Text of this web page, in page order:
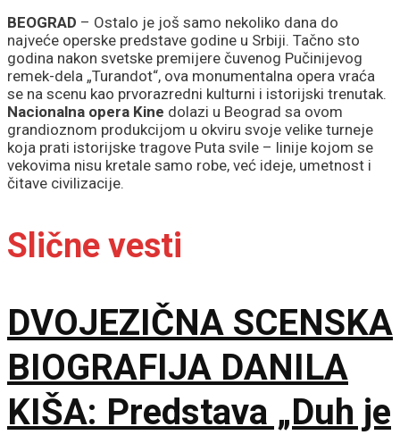
BEOGRAD – Ostalo je još samo nekoliko dana do
najveće operske predstave godine u Srbiji. Tačno sto
godina nakon svetske premijere čuvenog Pučinijevog
remek-dela „Turandot“, ova monumentalna opera vraća
se na scenu kao prvorazredni kulturni i istorijski trenutak.
Nacionalna opera Kine dolazi u Beograd sa ovom
grandioznom produkcijom u okviru svoje velike turneje
koja prati istorijske tragove Puta svile – linije kojom se
vekovima nisu kretale samo robe, već ideje, umetnost i
čitave civilizacije.
Slične vesti
DVOJEZIČNA SCENSKA
BIOGRAFIJA DANILA
KIŠA: Predstava „Duh je